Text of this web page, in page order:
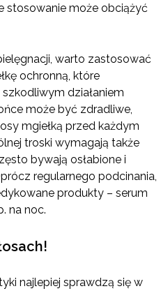
stosowanie może obciążyć
warto zastosować
ochronną, które
działaniem
może być zdradliwe,
mgiełką przed każdym
troski wymagają także
bywają osłabione i
regularnego podcinania,
produkty – serum
na noc.
najlepiej sprawdzą się w